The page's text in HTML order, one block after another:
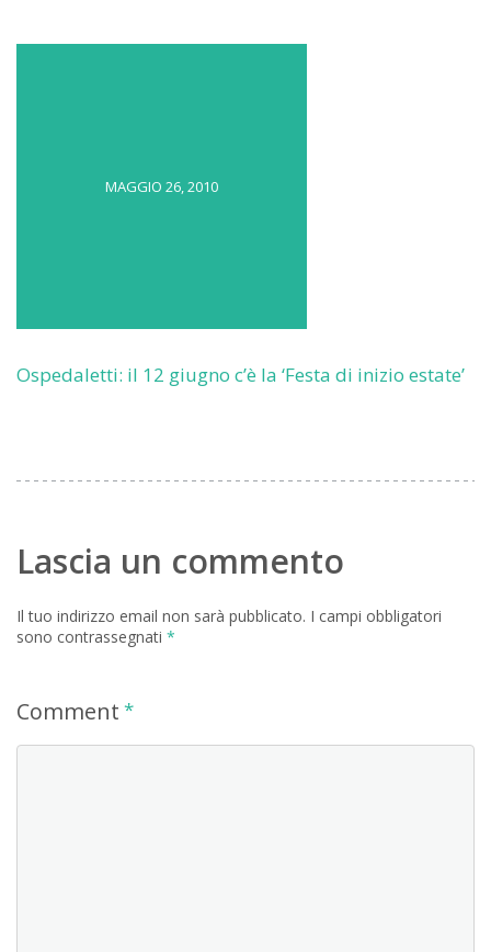
MAGGIO 26, 2010
Ospedaletti: il 12 giugno c’è la ‘Festa di inizio estate’
Lascia un commento
Il tuo indirizzo email non sarà pubblicato. I campi obbligatori
sono contrassegnati *
Comment *